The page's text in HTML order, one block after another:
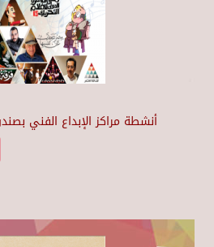
أنشطة مراكز الإبداع الفني